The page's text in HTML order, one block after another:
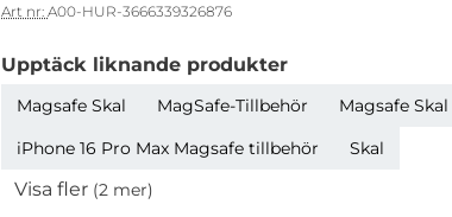
Art nr: A00-HUR-3666339326876
Upptäck liknande produkter
Magsafe Skal MagSafe-Tillbehör
Magsafe Skal
iPhone 16 Pro Max Magsafe tillbehör
Skal
Visa fler (2 mer)